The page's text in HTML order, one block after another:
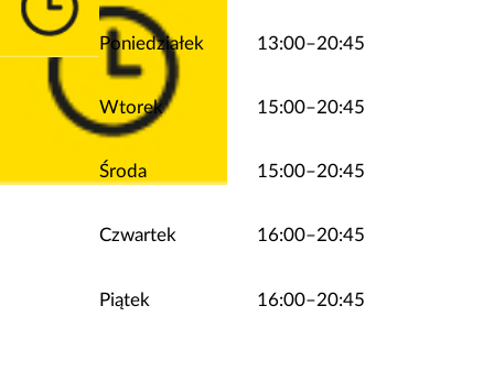
Poniedziałek 13:00–20:45
Wtorek 15:00–20:45
Środa 15:00–20:45
Czwartek 16:00–20:45
Piątek 16:00–20:45